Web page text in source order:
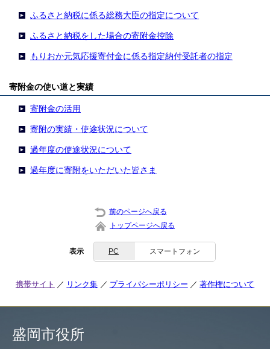
ふるさと納税に係る総務大臣の指定について
ふるさと納税をした場合の寄附金控除
もりおか元気応援寄付金に係る指定納付受託者の指定
寄附金の使い道と実績
寄附金の活用
寄附の実績・使途状況について
過年度の使途状況について
過年度に寄附をいただいた皆さま
前のページへ戻る
トップページへ戻る
表示 PC スマートフォン
携帯サイト リンク集 プライバシーポリシー 著作権について
盛岡市役所